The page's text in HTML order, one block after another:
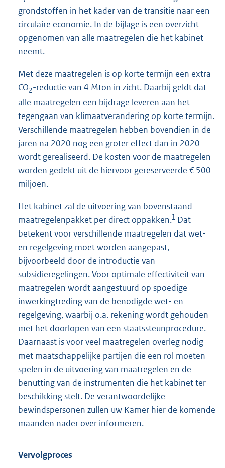
grondstoffen in het kader van de transitie naar een
circulaire economie. In de bijlage is een overzicht
opgenomen van alle maatregelen die het kabinet
neemt.
Met deze maatregelen is op korte termijn een extra
CO2-reductie van 4 Mton in zicht. Daarbij geldt dat
alle maatregelen een bijdrage leveren aan het
tegengaan van klimaatverandering op korte termijn.
Verschillende maatregelen hebben bovendien in de
jaren na 2020 nog een groter effect dan in 2020
wordt gerealiseerd. De kosten voor de maatregelen
worden gedekt uit de hiervoor gereserveerde € 500
miljoen.
Het kabinet zal de uitvoering van bovenstaand
maatregelenpakket per direct oppakken.1 Dat
betekent voor verschillende maatregelen dat wet-
en regelgeving moet worden aangepast,
bijvoorbeeld door de introductie van
subsidieregelingen. Voor optimale effectiviteit van
maatregelen wordt aangestuurd op spoedige
inwerkingtreding van de benodigde wet- en
regelgeving, waarbij o.a. rekening wordt gehouden
met het doorlopen van een staatssteunprocedure.
Daarnaast is voor veel maatregelen overleg nodig
met maatschappelijke partijen die een rol moeten
spelen in de uitvoering van maatregelen en de
benutting van de instrumenten die het kabinet ter
beschikking stelt. De verantwoordelijke
bewindspersonen zullen uw Kamer hier de komende
maanden nader over informeren.
Vervolgproces